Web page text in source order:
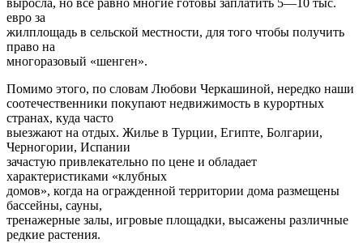
выросла, но все равно многие готовы заплатить 5—10 тыс.
евро за
жилплощадь в сельской местности, для того чтобы получить
право на
многоразовый «шенген».
Помимо этого, по словам Любови Черкашиной, нередко наши
соотечественники покупают недвижимость в курортных
странах, куда часто
выезжают на отдых. Жилье в Турции, Египте, Болгарии,
Черногории, Испании
зачастую привлекательно по цене и обладает
характеристиками «клубных
домов», когда на огражденной территории дома размещены
бассейны, сауны,
тренажерные залы, игровые площадки, высажены различные
редкие растения.